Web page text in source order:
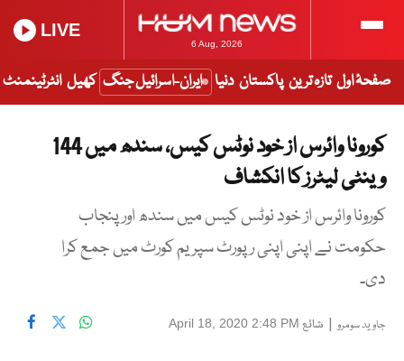
6 Aug, 2026
LIVE
صفحۂ اول تازہ ترین پاکستان دنیا ایران-اسرائیل جنگ کھیل انٹرٹینمنٹ
کورونا وائرس از خود نوٹس کیس، سندھ میں 144
وینٹی لیٹرز کا انکشاف
کورونا وائرس از خود نوٹس کیس میں سندھ اور پنجاب
حکومت نے اپنی اپنی رپورٹ سپریم کورٹ میں جمع کرا
دی۔
جاوید سومرو| شائع April 18, 2020 2:48 PM